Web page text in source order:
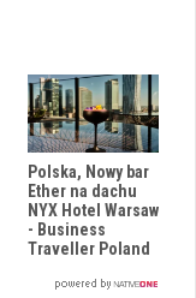
Polska, Nowy bar
Ether na dachu
NYX Hotel Warsaw
- Business
Traveller Poland